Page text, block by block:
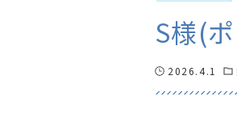
S様(
2026.4.1